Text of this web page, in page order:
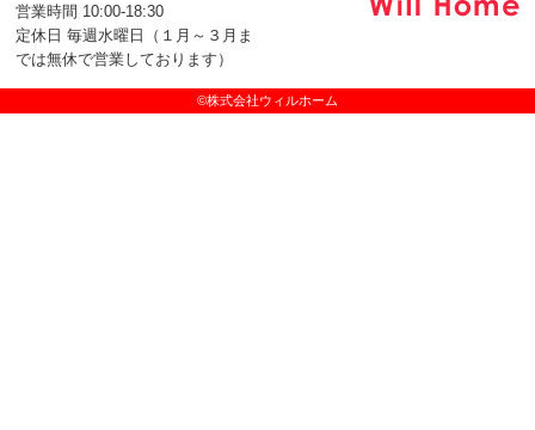
営業時間 10:00-18:30
定休日 毎週水曜日（１月～３月ま
では無休で営業しております）
©株式会社ウィルホーム